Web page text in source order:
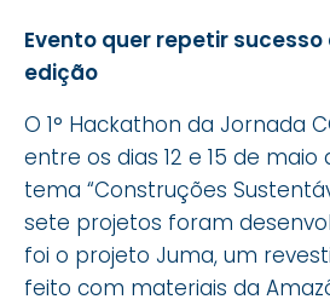
Evento quer repetir
edição
O 1° Hackathon da Jornada
entre os dias 12 e 15 de maio
tema “Construções
sete projetos foram
foi o projeto Juma, um
feito com materiais da